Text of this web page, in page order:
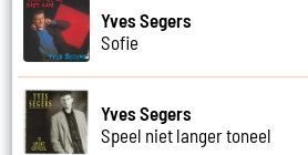
Yves Segers
Sofie
Yves Segers
Speel niet langer toneel